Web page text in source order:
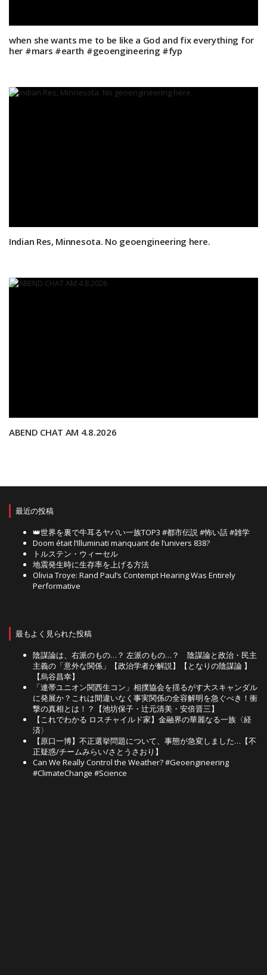
when she wants me to be like a God and fix everything for
her #mars #earth #geoengineering #fyp
Indian Res, Minnesota. No geoengineering here.
ABEND CHAT AM 4.8.2026
最近の投稿
👑世界を裏で牛耳るヤバい一族TOP3 #都市伝説 #怖い話 #雑学
Doom était l’Illuminati manquant de l’univers 838?
トルステン・ウィーセル
地震発生時に生存率を上げる方法
Olivia Troye: Rand Paul’s Contempt Hearing Was Entirely
Performative
最もよく見られた投稿
陰謀論は、右派のもの…？ 左派のもの…？ 陰謀論と政治・民主
主義の「意外な関係」【政治学者が解説】【となりの陰謀論 】
【烏谷昌幸】
「連帯ユニオン関西生コン」相撲協会を揺るがす大スキャンダル
に発展か？これは間違いなく事実関係の全容解明を急ぐべき！衝
撃の真相とは！？【池坊保子・辻元清美・安倍晋三】
【これでわかる ロスチャイルド家】金融界の華麗なる一族〈経
済〉
【原口一博】不正選挙問題について、事態が急変しました…【不
正疑惑/チームみらい/さとうさおり】
Can We Really Control the Weather? #Geoengineering
#ClimateChange #Science